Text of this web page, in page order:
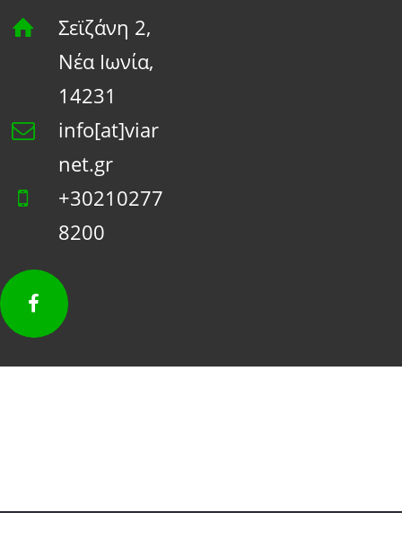
Σεϊζάνη 2,
Νέα Ιωνία,
14231
info[at]viar
net.gr
+30210277
8200